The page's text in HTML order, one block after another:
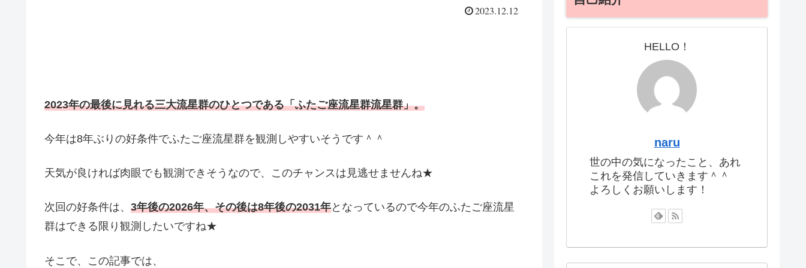
2023.12.12
2023年の最後に見れる三大流星群のひとつである「ふたご座流星群流星群」。
今年は8年ぶりの好条件でふたご座流星群を観測しやすいそうです＾＾
天気が良ければ肉眼でも観測できそうなので、このチャンスは見逃せませんね★
次回の好条件は、 3年後の2026年、その後は8年後の2031年となっているので今年のふたご座流星
群はできる限り観測したいですね★
そこで、この記事では、
HELLO！
naru
世の中の気になったこと、あれ
これを発信していきます＾＾
よろしくお願いします！